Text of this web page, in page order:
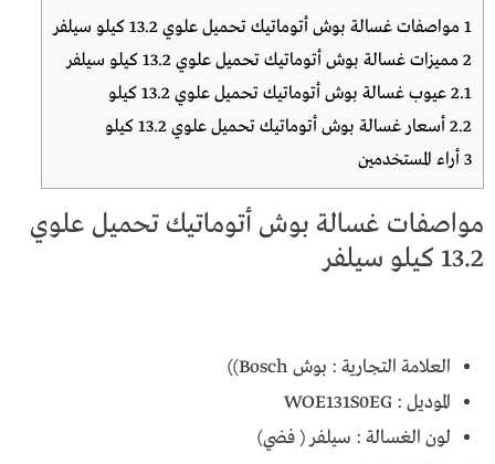
1 مواصفات غسالة بوش أتوماتيك تحميل علوي 13.2 كيلو سيلفر
2 مميزات غسالة بوش أتوماتيك تحميل علوي 13.2 كيلو سيلفر
2.1عيوب غسالة بوش أتوماتيك تحميل علوي 13.2 كيلو
2.2 أسعار غسالة بوش أتوماتيك تحميل علوي 13.2 كيلو
3 أراء المستخدمين
مواصفات غسالة بوش أتوماتيك تحميل علوي
13.2 كيلو سيلفر
العلامة التجارية : بوش Bosch))
الموديل : WOE131S0EG
لون الغسالة : سيلفر ( فضي)